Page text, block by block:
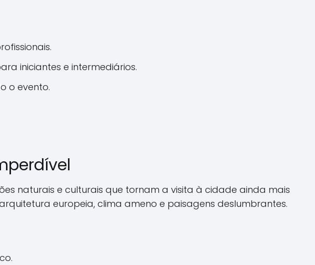
iniciantes e intermediários.
o evento.
naturais e culturais que tornam a visita à cidade ainda mais
europeia, clima ameno e paisagens deslumbrantes.